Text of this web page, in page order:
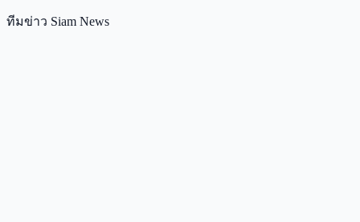
ทีมข่าว Siam News